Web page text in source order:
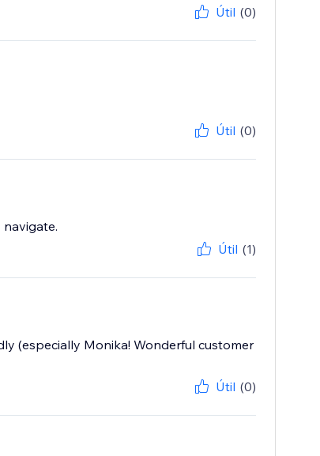
Útil (0)
Útil (0)
Útil (1)
(especially Monika! Wonderful customer
Útil (0)